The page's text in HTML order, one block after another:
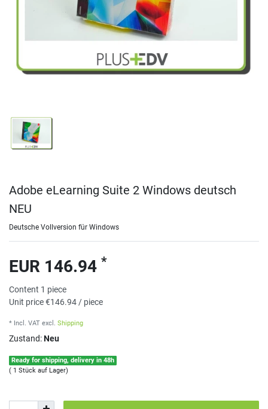
Adobe eLearning Suite 2 Windows deutsch
NEU
Deutsche Vollversion für Windows
EUR 146.94 *
Content 1 piece
Unit price€146.94 / piece
* Incl. VAT excl. Shipping
Zustand:Neu
Ready for shipping, delivery in 48h
( 1 Stück auf Lager)